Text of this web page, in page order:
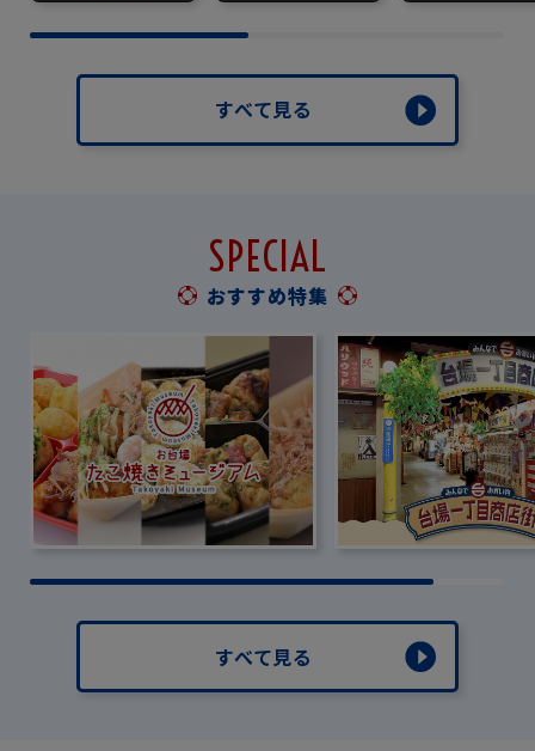
すべて見る
SPECIAL
おすすめ特集
すべて見る